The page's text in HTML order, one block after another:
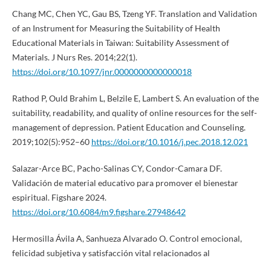
Chang MC, Chen YC, Gau BS, Tzeng YF. Translation and Validation
of an Instrument for Measuring the Suitability of Health
Educational Materials in Taiwan: Suitability Assessment of
Materials. J Nurs Res. 2014;22(1).
https://doi.org/10.1097/jnr.0000000000000018
Rathod P, Ould Brahim L, Belzile E, Lambert S. An evaluation of the
suitability, readability, and quality of online resources for the self-
management of depression. Patient Education and Counseling.
2019;102(5):952–60 https://doi.org/10.1016/j.pec.2018.12.021
Salazar-Arce BC, Pacho-Salinas CY, Condor-Camara DF.
Validación de material educativo para promover el bienestar
espiritual. Figshare 2024.
https://doi.org/10.6084/m9.figshare.27948642
Hermosilla Ávila A, Sanhueza Alvarado O. Control emocional,
felicidad subjetiva y satisfacción vital relacionados al